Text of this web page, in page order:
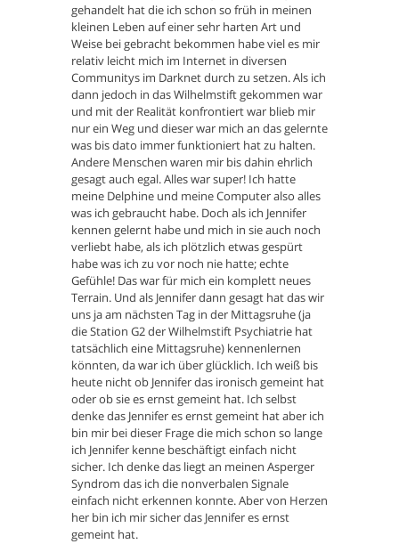
gehandelt hat die ich schon so früh in meinen
kleinen Leben auf einer sehr harten Art und
Weise bei gebracht bekommen habe viel es mir
relativ leicht mich im Internet in diversen
Communitys im Darknet durch zu setzen. Als ich
dann jedoch in das Wilhelmstift gekommen war
und mit der Realität konfrontiert war blieb mir
nur ein Weg und dieser war mich an das gelernte
was bis dato immer funktioniert hat zu halten.
Andere Menschen waren mir bis dahin ehrlich
gesagt auch egal. Alles war super! Ich hatte
meine Delphine und meine Computer also alles
was ich gebraucht habe. Doch als ich Jennifer
kennen gelernt habe und mich in sie auch noch
verliebt habe, als ich plötzlich etwas gespürt
habe was ich zu vor noch nie hatte; echte
Gefühle! Das war für mich ein komplett neues
Terrain. Und als Jennifer dann gesagt hat das wir
uns ja am nächsten Tag in der Mittagsruhe (ja
die Station G2 der Wilhelmstift Psychiatrie hat
tatsächlich eine Mittagsruhe) kennenlernen
könnten, da war ich über glücklich. Ich weiß bis
heute nicht ob Jennifer das ironisch gemeint hat
oder ob sie es ernst gemeint hat. Ich selbst
denke das Jennifer es ernst gemeint hat aber ich
bin mir bei dieser Frage die mich schon so lange
ich Jennifer kenne beschäftigt einfach nicht
sicher. Ich denke das liegt an meinen Asperger
Syndrom das ich die nonverbalen Signale
einfach nicht erkennen konnte. Aber von Herzen
her bin ich mir sicher das Jennifer es ernst
gemeint hat.